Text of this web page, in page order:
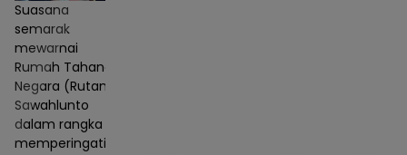
Suasana
semarak
mewarnai
Rumah Tahanan
Negara (Rutan)
Sawahlunto
dalam rangka
memperingati